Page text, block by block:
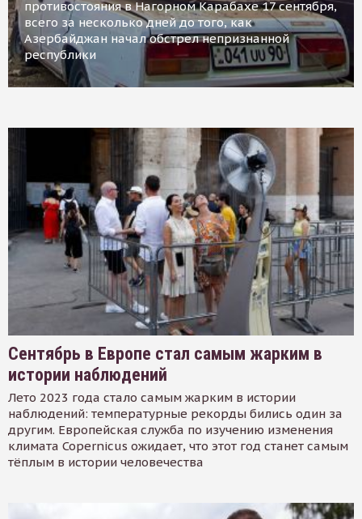
противостояния в Нагорном Карабахе 17 сентября,
всего за несколько дней до того, как
Азербайджан начал обстрел непризнанной
республики
Сентябрь в Европе стал самым жарким в
истории наблюдений
Лето 2023 года стало самым жарким в истории
наблюдений: температурные рекорды бились один за
другим. Европейская служба по изучению изменения
климата Copernicus ожидает, что этот год станет самым
тёплым в истории человечества